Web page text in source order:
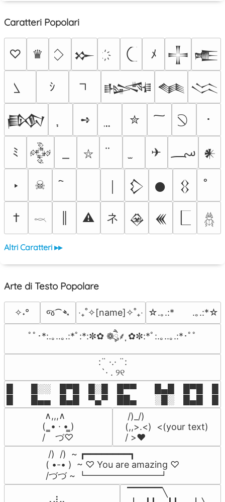
Caratteri Popolari
♡ ♛ 𒁍 ﾒ 𒋲 𒍫
ｼ 𒈙 𒈝 𒈱
𒁃 ➺ ✮ ･
ﾐ 𒅒 ⛥ ✈ ؄ 𒀭
‣ ☠ 𒁷 𒊹 𒌐
† 𓎖 ⚠ ネ 𒊲 𒌍 𓆣
Altri Caratteri ▸▸
Arte di Testo Popolare
✧˖° જ⁀➴ ‎‧₊˚✧[name]✧˚₊‧ ☆.｡.:*　　.｡.:*☆
ﾟﾟ･*:.｡..｡.:*ﾟ:*:✼✿ ❁ཻུ۪۪⸙͎ ✿✼:*ﾟ:.｡..｡.:*･ﾟﾟ
⠀:¨ ·.· ¨:⠀
⠀ `· . ୨୧⠀
█  █░░ █▀█ █░█ █▀▀  █▄█ █▀█
█  █▄▄ █▄█ ▀▄▀ ██▄  ░█░ █▄█
∧,,,∧
(  ̳• · • ̳)
/    づ♡
/)_/)
(,,>.<)  <(your text)
/ >❤️
/)  /)  ~ ┏━━━━━━━━┓
( •-• )  ~ ♡ You are amazing ♡
/づづ ~ ┗━━━━━━━━┛
⠀⠀⠀⠀⠀⠀⢀⣰⣀⠀⠀⠀⠀⠀⠀⠀⠀
▔▔▔▔▔╲